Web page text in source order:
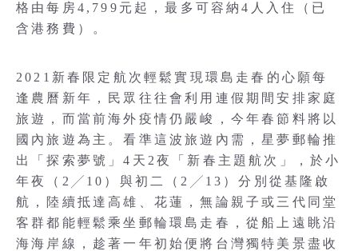
格由每房4,799元起，最多可容納4人入住（已
含港務費）。
2021新春限定航次輕鬆實現環島走春的心願每
逢農曆新年，民眾往往會利用連假期間安排家庭
旅遊，而當前海外疫情仍嚴峻，今年春節料將以
國內旅遊為主。看準這波旅遊內需，星夢郵輪推
出「探索夢號」4天2夜「新春主題航次」，於小
年夜（2╱10）與初二（2╱13）分別從基隆啟
航，陸續抵達高雄、花蓮，無論親子或三代同堂
客群都能輕鬆乘坐郵輪環島走春，從船上遠眺沿
海海岸線，趁著一年初始便將台灣獨特美景盡收